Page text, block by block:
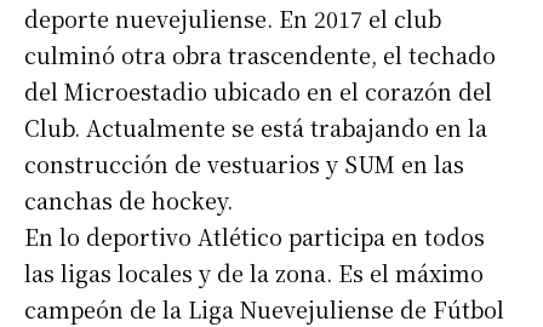
deporte nuevejuliense. En 2017 el club
culminó otra obra trascendente, el techado
del Microestadio ubicado en el corazón del
Club. Actualmente se está trabajando en la
construcción de vestuarios y SUM en las
canchas de hockey.
En lo deportivo Atlético participa en todos
las ligas locales y de la zona. Es el máximo
campeón de la Liga Nuevejuliense de Fútbol